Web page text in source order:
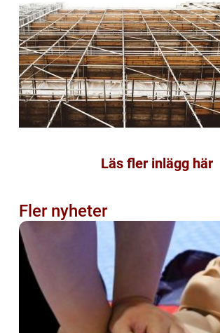
Läs fler inlägg här
Fler nyheter